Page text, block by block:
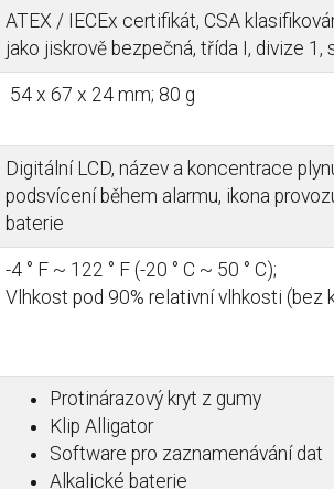
ATEX / IECEx certifikát, CSA
jako jiskrově bezpečná, třída I, divize 1,
54 x 67 x 24 mm; 80 g
Digitální LCD, název a koncentrace
podsvícení během alarmu, ikona
baterie
-4 ° F ~ 122 ° F (-20 ° C ~ 50 ° C);
Vlhkost pod 90% relativní vlhkosti (bez
Protinárazový kryt z gumy
Klip Alligator
Software pro zaznamenávání dat
Alkalické baterie